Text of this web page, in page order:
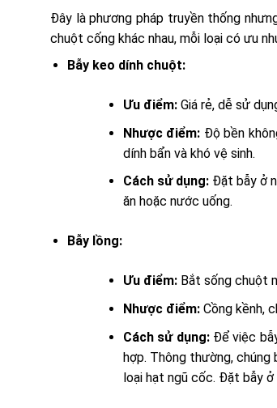
Đây là phương pháp truyền thống
chuột cống khác nhau, mỗi loại có ưu
Bẫy keo dính chuột:
Ưu điểm:Giá rẻ, dễ sử
Nhược điểm: Độ bền
dính bẩn và khó vệ sinh.
Cách sử dụng:Đặt bẫy ở
ăn hoặc nước uống.
Bẫy lồng:
Ưu điểm:Bắt sống chuột
Nhược điểm:Cồng kềnh,
Cách sử dụng:Để việc
hợp. Thông thường, chúng
loại hạt ngũ cốc. Đặt bẫy